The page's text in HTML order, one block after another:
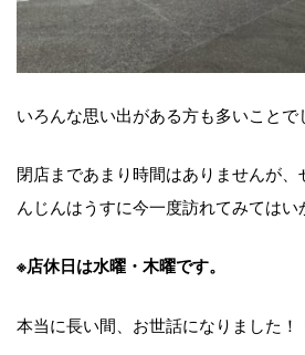
いろんな思い出がある方も多いことで
閉店まであまり時間はありませんが
んじんはうすに今一度訪れてみてはい
※店休日は水曜・木曜です。
本当に長い間、お世話になりました！